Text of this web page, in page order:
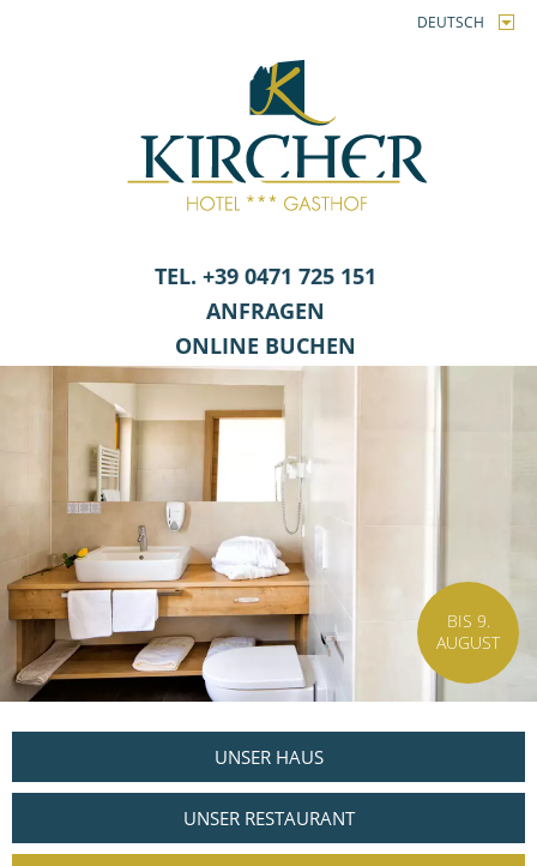
DEUTSCH
TEL. +39 0471 725 151
ANFRAGEN
ONLINE BUCHEN
BIS 9.
AUGUST
UNSER HAUS
UNSER RESTAURANT